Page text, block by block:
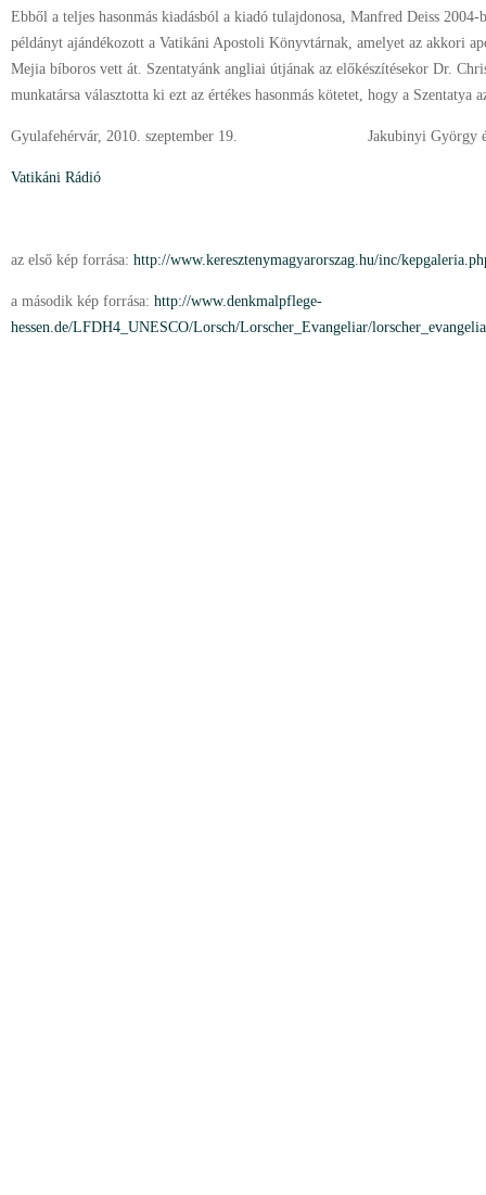
Ebből a teljes hasonmás kiadásból a kiadó tulajdonosa, Manfred Deiss 2004-
példányt ajándékozott a Vatikáni Apostoli Könyvtárnak, amelyet az akkori
Mejia bíboros vett át. Szentatyánk angliai útjának az előkészítésekor Dr.
munkatársa választotta ki ezt az értékes hasonmás kötetet, hogy a Szentatya
Gyulafehérvár, 2010. szeptember 19. Jakubinyi György
Vatikáni Rádió
az első kép forrása: http://www.keresztenymagyarorszag.hu/inc/
a második kép forrása: http://www.denkmalpflege-
hessen.de/LFDH4_UNESCO/Lorsch/Lorscher_Evangeliar/